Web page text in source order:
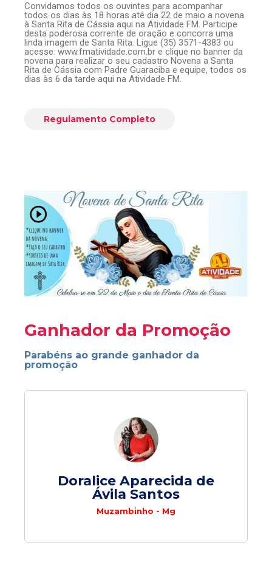
Convidamos todos os ouvintes para acompanhar
todos os dias às 18 horas até dia 22 de maio a novena
à Santa Rita de Cássia aqui na Atividade FM. Participe
desta poderosa corrente de oração e concorra uma
linda imagem de Santa Rita. Ligue (35) 3571-4383 ou
acesse: www.fmatividade.com.br e clique no banner da
novena para realizar o seu cadastro Novena a Santa
Rita de Cássia com Padre Guaraciba e equipe, todos os
dias às 6 da tarde aqui na Atividade FM.
Regulamento Completo
Ganhador da Promoção
Parabéns ao grande ganhador da
promoção
Doralice Aparecida de
Ávila Santos
Muzambinho - Mg